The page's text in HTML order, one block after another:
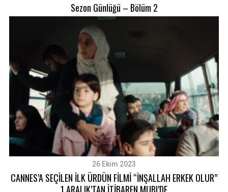
Sezon Günlüğü – Bölüm 2
26 Ekim 2023
CANNES’A SEÇİLEN İLK ÜRDÜN FİLMİ “İNŞALLAH ERKEK OLUR”
1 ARALIK’TAN İTİBAREN MUBI’DE